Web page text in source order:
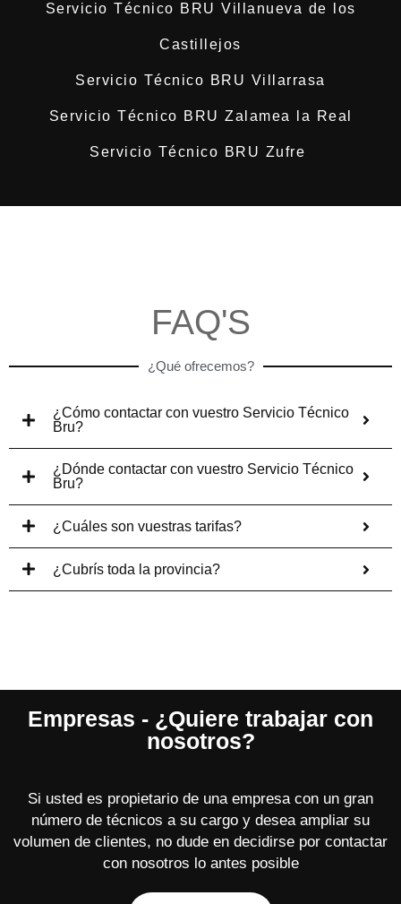
Servicio Técnico BRU Villanueva de los
Castillejos
Servicio Técnico BRU Villarrasa
Servicio Técnico BRU Zalamea la Real
Servicio Técnico BRU Zufre
FAQ'S
¿Qué ofrecemos?
¿Cómo contactar con vuestro Servicio Técnico
Bru?
¿Dónde contactar con vuestro Servicio Técnico
Bru?
¿Cuáles son vuestras tarifas?
¿Cubrís toda la provincia?
Empresas - ¿Quiere trabajar con
nosotros?
Si usted es propietario de una empresa con un gran
número de técnicos a su cargo y desea ampliar su
volumen de clientes, no dude en decidirse por contactar
con nosotros lo antes posible